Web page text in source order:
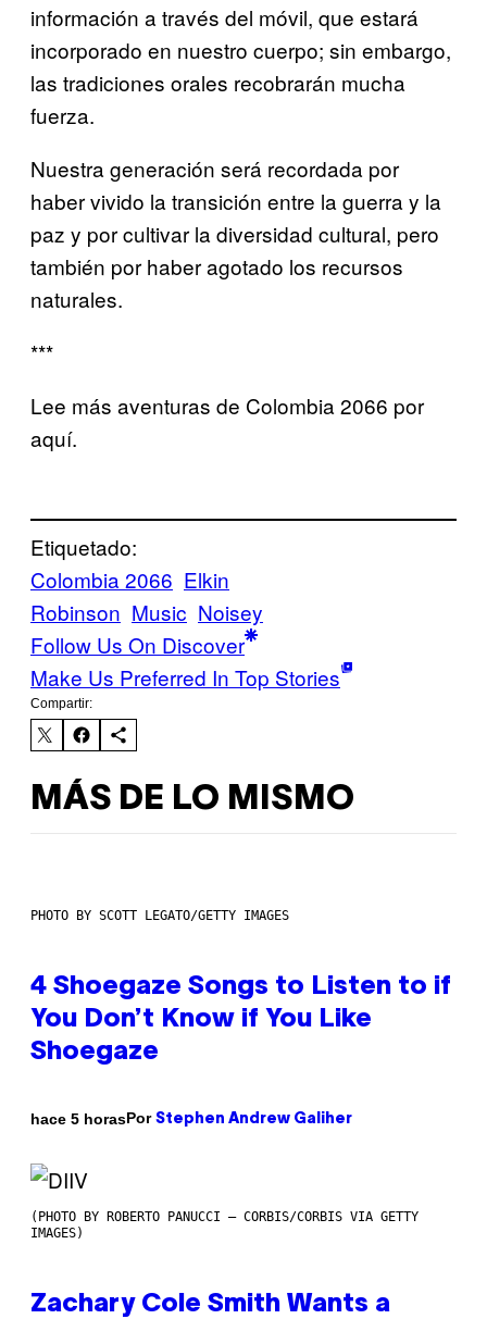
información a través del móvil, que estará
incorporado en nuestro cuerpo; sin embargo,
las tradiciones orales recobrarán mucha
fuerza.
Nuestra generación será recordada por
haber vivido la transición entre la guerra y la
paz y por cultivar la diversidad cultural, pero
también por haber agotado los recursos
naturales.
***
Lee más aventuras de Colombia 2066 por
aquí.
Etiquetado:
Colombia 2066 Elkin
Robinson Music Noisey
Follow Us On Discover
Make Us Preferred In Top Stories
Compartir:
MÁS DE LO MISMO
PHOTO BY SCOTT LEGATO/GETTY IMAGES
4 Shoegaze Songs to Listen to if
You Don’t Know if You Like
Shoegaze
hace 5 horasPor Stephen Andrew Galiher
(PHOTO BY ROBERTO PANUCCI – CORBIS/CORBIS VIA GETTY
IMAGES)
Zachary Cole Smith Wants a